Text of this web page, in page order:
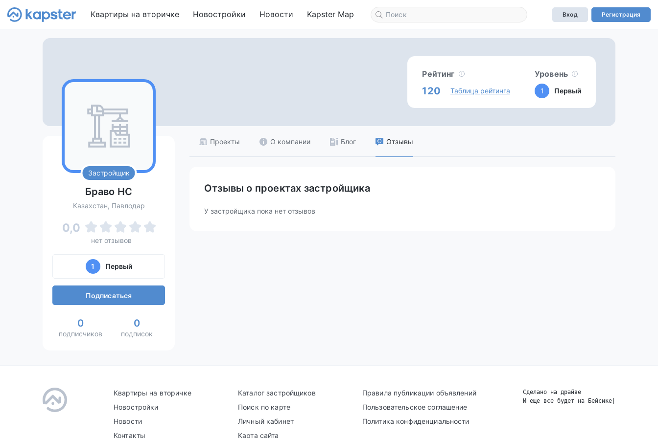
Квартиры на вторичке Новостройки Новости Kapster Map Вход Регистрация
Рейтинг
120 Таблица рейтинга
Уровень
1 Первый
Застройщик
Браво НС
Казахстан, Павлодар
0,0
нет отзывов
1 Первый
Подписаться
0
подписчиков
0
подписок
Проекты О компании Блог Отзывы
Отзывы о проектах застройщика
У застройщика пока нет отзывов
Квартиры на вторичке
Новостройки
Новости
Контакты
Каталог застройщиков
Поиск по карте
Личный кабинет
Карта сайта
Правила публикации объявлений
Пользовательское соглашение
Политика конфиденциальности
Сделано на драйве
И еще все будет на Бейсике